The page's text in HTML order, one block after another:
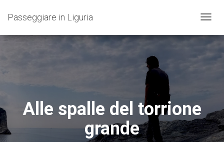
Passeggiare in Liguria
A
V
E
T
O
Alle spalle del torrione
grande